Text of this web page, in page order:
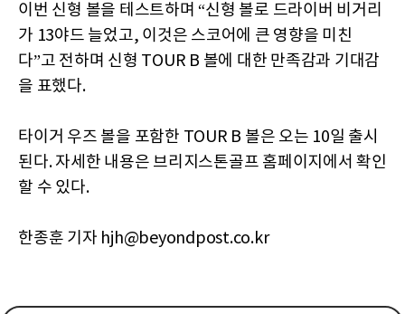
이번 신형 볼을 테스트하며 “신형 볼로 드라이버 비거리
가 13야드 늘었고, 이것은 스코어에 큰 영향을 미친
다”고 전하며 신형 TOUR B 볼에 대한 만족감과 기대감
을 표했다.
타이거 우즈 볼을 포함한 TOUR B 볼은 오는 10일 출시
된다. 자세한 내용은 브리지스톤골프 홈페이지에서 확인
할 수 있다.
한종훈 기자 hjh@beyondpost.co.kr